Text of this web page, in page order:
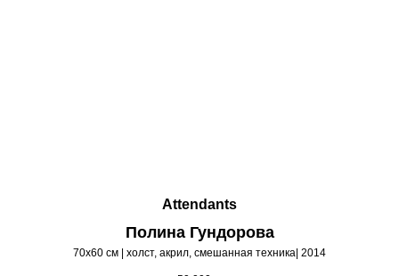
Attendants
Полина Гундорова
70х60 см | холст, акрил, смешанная техника| 2014